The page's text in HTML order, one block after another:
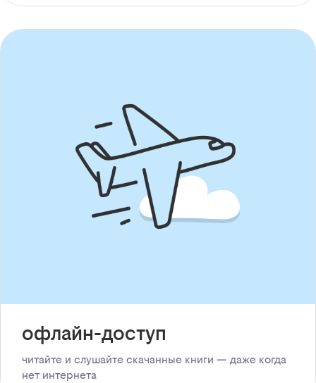
офлайн-доступ
читайте и слушайте скачанные книги — даже когда
нет интернета